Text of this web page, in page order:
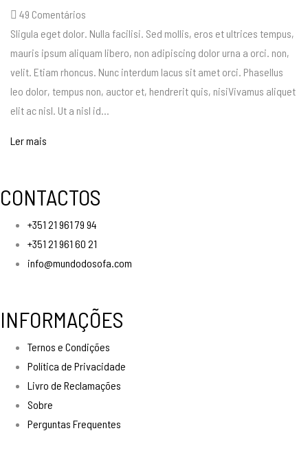
49 Comentários
Sligula eget dolor. Nulla facilisi. Sed mollis, eros et ultrices tempus,
mauris ipsum aliquam libero, non adipiscing dolor urna a orci. non,
velit. Etiam rhoncus. Nunc interdum lacus sit amet orci. Phasellus
leo dolor, tempus non, auctor et, hendrerit quis, nisiVivamus aliquet
elit ac nisl. Ut a nisl id...
Ler mais
CONTACTOS
+351 21 961 79 94
+351 21 961 60 21
info@mundodosofa.com
INFORMAÇÕES
Ternos e Condições
Política de Privacidade
Livro de Reclamações
Sobre
Perguntas Frequentes